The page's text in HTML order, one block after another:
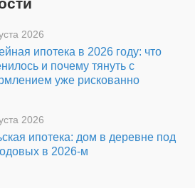
2026
ипотека в 2026 году: что
и почему тянуть с
уже рискованно
2026
ипотека: дом в деревне под
в 2026-м